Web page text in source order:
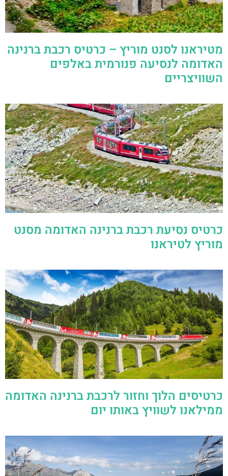
מטיראנו לסנט מוריץ – כרטיס רכבת ברנינה
האדומה לנסיעה פנורמית באלפים
השוויצריים
כרטיס נסיעת רכבת ברנינה האדומה מסנט
מוריץ לטיראנו
כרטיסים הלוך וחזור לרכבת ברנינה האדומה
ממילאנו לשוויץ באותו יום